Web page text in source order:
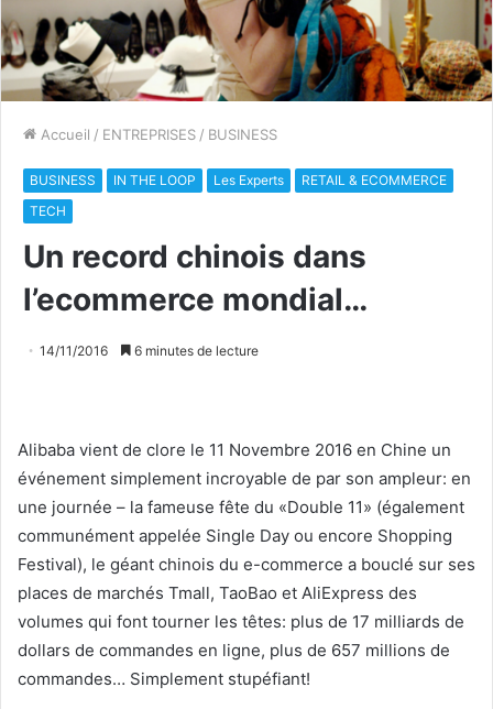
Accueil / ENTREPRISES / BUSINESS
BUSINESS IN THE LOOP Les Experts
RETAIL & ECOMMERCE
TECH
Un record chinois dans
l’ecommerce mondial…
14/11/2016 6 minutes de lecture
Alibaba vient de clore le 11 Novembre 2016 en Chine un
événement simplement incroyable de par son ampleur: en
une journée – la fameuse fête du «Double 11» (également
communément appelée Single Day ou encore Shopping
Festival), le géant chinois du e-commerce a bouclé sur ses
places de marchés Tmall, TaoBao et AliExpress des
volumes qui font tourner les têtes: plus de 17 milliards de
dollars de commandes en ligne, plus de 657 millions de
commandes… Simplement stupéfiant!